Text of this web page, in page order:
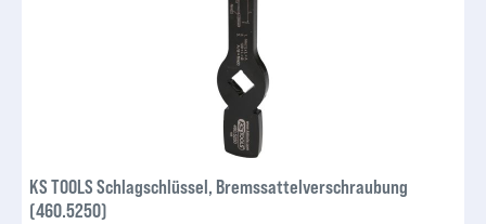
KS TOOLS Schlagschlüssel, Bremssattelverschraubung
(460.5250)